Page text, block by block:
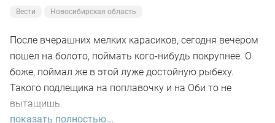
Вести Новосибирская область
После вчерашних мелких карасиков, сегодня вечером
пошел на болото, поймать кого-нибудь покрупнее. О
боже, поймал же в этой луже достойную рыбеху.
Такого подлещика на поплавочку и на Оби то не
вытащишь.
показать полностью...